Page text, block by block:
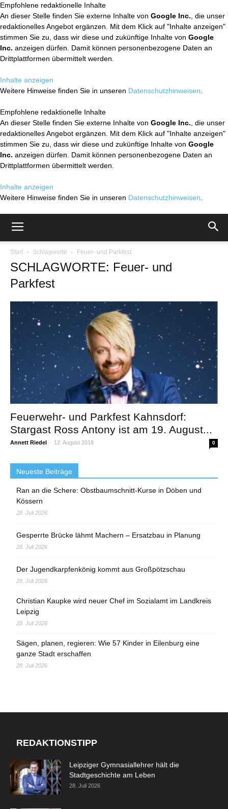
Empfohlene redaktionelle Inhalte
An dieser Stelle finden Sie externe Inhalte von Google Inc. , die unser
redaktionelles Angebot ergänzen. Mit dem Klick auf "Inhalte anzeigen"
stimmen Sie zu, dass wir diese und zukünftige Inhalte von Google
Inc. anzeigen dürfen. Damit können personenbezogene Daten an
Drittplattformen übermittelt werden.
Inhalte anzeigen
Weitere Hinweise finden Sie in unseren Datenschutzhinweisen
Empfohlene redaktionelle Inhalte
An dieser Stelle finden Sie externe Inhalte von Google Inc. , die unser
redaktionelles Angebot ergänzen. Mit dem Klick auf "Inhalte anzeigen"
stimmen Sie zu, dass wir diese und zukünftige Inhalte von Google
Inc. anzeigen dürfen. Damit können personenbezogene Daten an
Drittplattformen übermittelt werden.
Inhalte anzeigen
Weitere Hinweise finden Sie in unseren Datenschutzhinweisen
Start Schlagworte Feuer- und Parkfest
SCHLAGWORTE: Feuer- und
Parkfest
Feuerwehr- und Parkfest Kahnsdorf:
Stargast Ross Antony ist am 19. August...
Annett Riedel - 12. August 2018 0
Neueste Beiträge
Ran an die Schere: Obstbaumschnitt-Kurse in Döben und
Kössern
28. Juli 2026
Gesperrte Brücke lähmt Machern – Ersatzbau in Planung
28. Juli 2026
Der Jugendkarpfenkönig kommt aus Großpötzschau
28. Juli 2026
Christian Kaupke wird neuer Chef im Sozialamt im Landkreis
Leipzig
28. Juli 2026
Sägen, planen, regieren: Wie 57 Kinder in Eilenburg eine
ganze Stadt erschaffen
28. Juli 2026
REDAKTIONSTIPP
Leipziger Gymnasiallehrer hält die
Stadtgeschichte am Leben
28. Juli 2026